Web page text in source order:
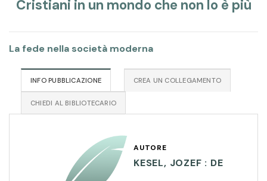
Cristiani in un mondo che non lo è più
La fede nella società moderna
INFO PUBBLICAZIONE CREA UN COLLEGAMENTO
CHIEDI AL BIBLIOTECARIO
AUTORE
KESEL, JOZEF : DE